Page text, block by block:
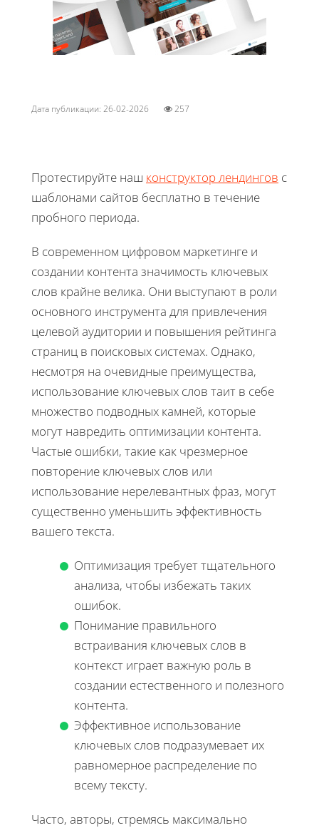
Дата публикации: 26-02-2026 257
Протестируйте наш конструктор лендингов с
шаблонами сайтов бесплатно в течение
пробного периода.
В современном цифровом маркетинге и
создании контента значимость ключевых
слов крайне велика. Они выступают в роли
основного инструмента для привлечения
целевой аудитории и повышения рейтинга
страниц в поисковых системах. Однако,
несмотря на очевидные преимущества,
использование ключевых слов таит в себе
множество подводных камней, которые
могут навредить оптимизации контента.
Частые ошибки, такие как чрезмерное
повторение ключевых слов или
использование нерелевантных фраз, могут
существенно уменьшить эффективность
вашего текста.
Оптимизация требует тщательного
анализа, чтобы избежать таких
ошибок.
Понимание правильного
встраивания ключевых слов в
контекст играет важную роль в
создании естественного и полезного
контента.
Эффективное использование
ключевых слов подразумевает их
равномерное распределение по
всему тексту.
Часто, авторы, стремясь максимально